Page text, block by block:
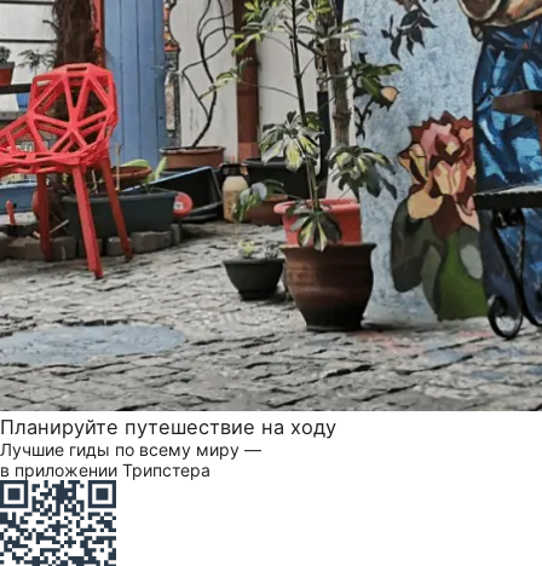
Планируйте путешествие на ходу
Лучшие гиды по всему миру —
в приложении Трипстера